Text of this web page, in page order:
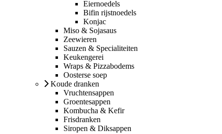
Eiernoedels
Bifin rijstnoedels
Konjac
Miso & Sojasaus
Zeewieren
Sauzen & Specialiteiten
Keukengerei
Wraps & Pizzabodems
Oosterse soep
Koude dranken
Vruchtensappen
Groentesappen
Kombucha & Kefir
Frisdranken
Siropen & Diksappen